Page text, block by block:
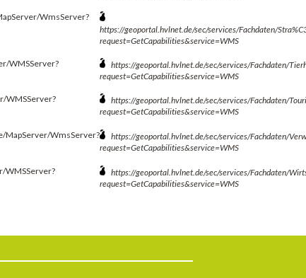
WmsServer?
https://geoportal.hvlnet.de/sec/services/Fachdaten/
request=GetCapabilities&service=WMS
WMSServer?
https://geoportal.hvlnet.de/sec/services/Fachdaten/
request=GetCapabilities&service=WMS
WMSServer?
https://geoportal.hvlnet.de/sec/services/Fachdaten/
request=GetCapabilities&service=WMS
MapServer/WmsServer?
https://geoportal.hvlnet.de/sec/services/Fachdaten/
request=GetCapabilities&service=WMS
WMSServer?
https://geoportal.hvlnet.de/sec/services/Fachdaten/
request=GetCapabilities&service=WMS